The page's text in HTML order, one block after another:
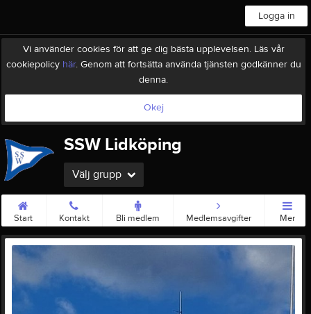
Logga in
Vi använder cookies för att ge dig bästa upplevelsen. Läs vår
cookiepolicy här. Genom att fortsätta använda tjänsten godkänner du
denna.
Okej
SSW Lidköping
Välj grupp
Start Kontakt Bli medlem Medlemsavgifter Mer